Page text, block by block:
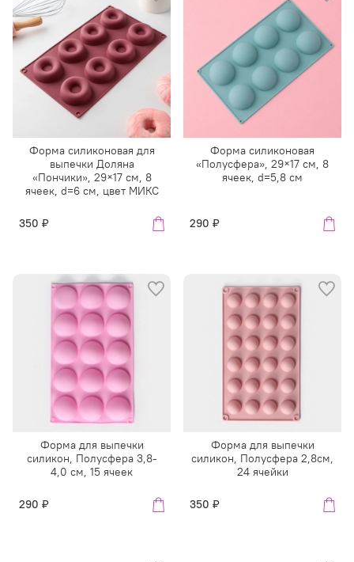
Форма силиконовая для
выпечки Доляна
«Пончики», 29×17 см, 8
ячеек, d=6 см, цвет МИКС
350 ₽
Форма силиконовая
«Полусфера», 29×17 см, 8
ячеек, d=5,8 см
290 ₽
Форма для выпечки
силикон, Полусфера 3,8-
4,0 см, 15 ячеек
290 ₽
Форма для выпечки
силикон, Полусфера 2,8см,
24 ячейки
350 ₽